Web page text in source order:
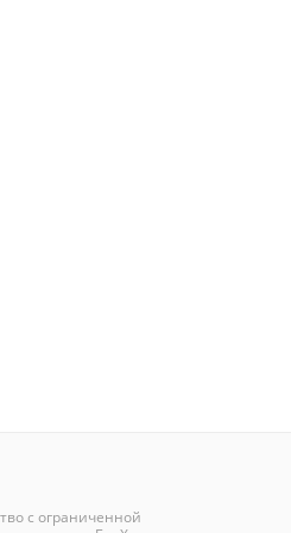
с ограниченной